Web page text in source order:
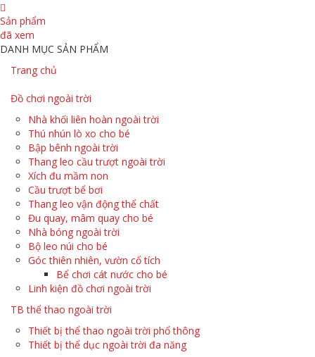
Sản phẩm
đã xem
DANH MỤC SẢN PHẨM
Trang chủ
Đồ chơi ngoài trời
Nhà khối liên hoàn ngoài trời
Thú nhún lò xo cho bé
Bập bênh ngoài trời
Thang leo cầu trượt ngoài trời
Xích đu mầm non
Cầu trượt bể bơi
Thang leo vận động thể chất
Đu quay, mâm quay cho bé
Nhà bóng ngoài trời
Bộ leo núi cho bé
Góc thiên nhiên, vườn cổ tích
Bể chơi cát nước cho bé
Linh kiện đồ chơi ngoài trời
TB thể thao ngoài trời
Thiết bị thể thao ngoài trời phổ thông
Thiết bị thể dục ngoài trời đa năng